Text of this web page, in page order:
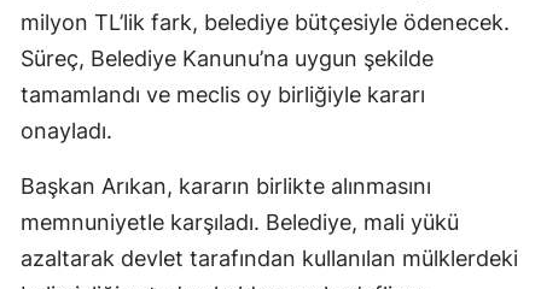
milyon TL’lik fark, belediye bütçesiyle ödenecek.
Süreç, Belediye Kanunu’na uygun şekilde
tamamlandı ve meclis oy birliğiyle kararı
onayladı.
Başkan Arıkan, kararın birlikte alınmasını
memnuniyetle karşıladı. Belediye, mali yükü
azaltarak devlet tarafından kullanılan mülklerdeki